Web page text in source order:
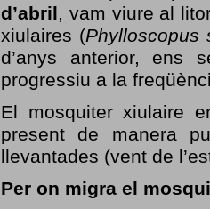
d’abril, vam viure al
xiulaires (Phylloscopus
d’anys anterior, ens
progressiu a la
El mosquiter xiulaire
present de manera
llevantades (vent de
Per on migra el